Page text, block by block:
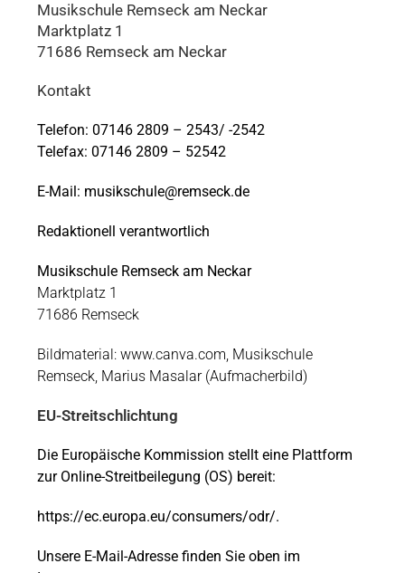
Musikschule Remseck am Neckar
Marktplatz 1
71686 Remseck am Neckar
Kontakt
Telefon: 07146 2809 – 2543/ -2542
Telefax: 07146 2809 – 52542
E-Mail: musikschule@remseck.de
Redaktionell verantwortlich
Musikschule Remseck am Neckar
Marktplatz 1
71686 Remseck
Bildmaterial: www.canva.com, Musikschule
Remseck, Marius Masalar (Aufmacherbild)
EU-Streitschlichtung
Die Europäische Kommission stellt eine Plattform
zur Online-Streitbeilegung (OS) bereit:
https://ec.europa.eu/consumers/odr/.
Unsere E-Mail-Adresse finden Sie oben im